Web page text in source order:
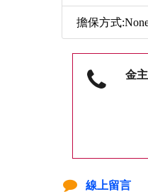
擔保方式
金
線上留言